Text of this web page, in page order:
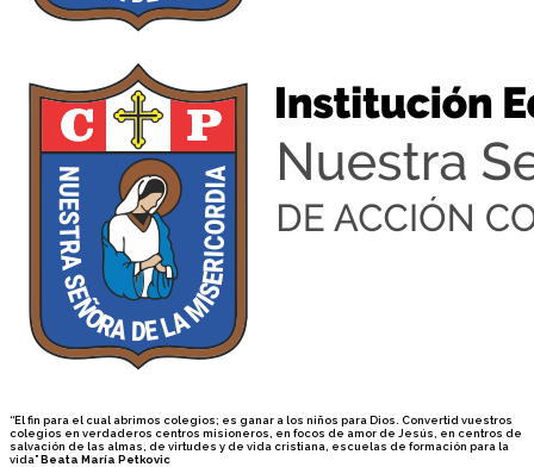
“El fin para el cual abrimos colegios; es ganar a los niños para Dios. Convertid vuestros
colegios en verdaderos centros misioneros, en focos de amor de Jesús, en centros de
salvación de las almas, de virtudes y de vida cristiana, escuelas de formación para la
vida”Beata María Petkovic